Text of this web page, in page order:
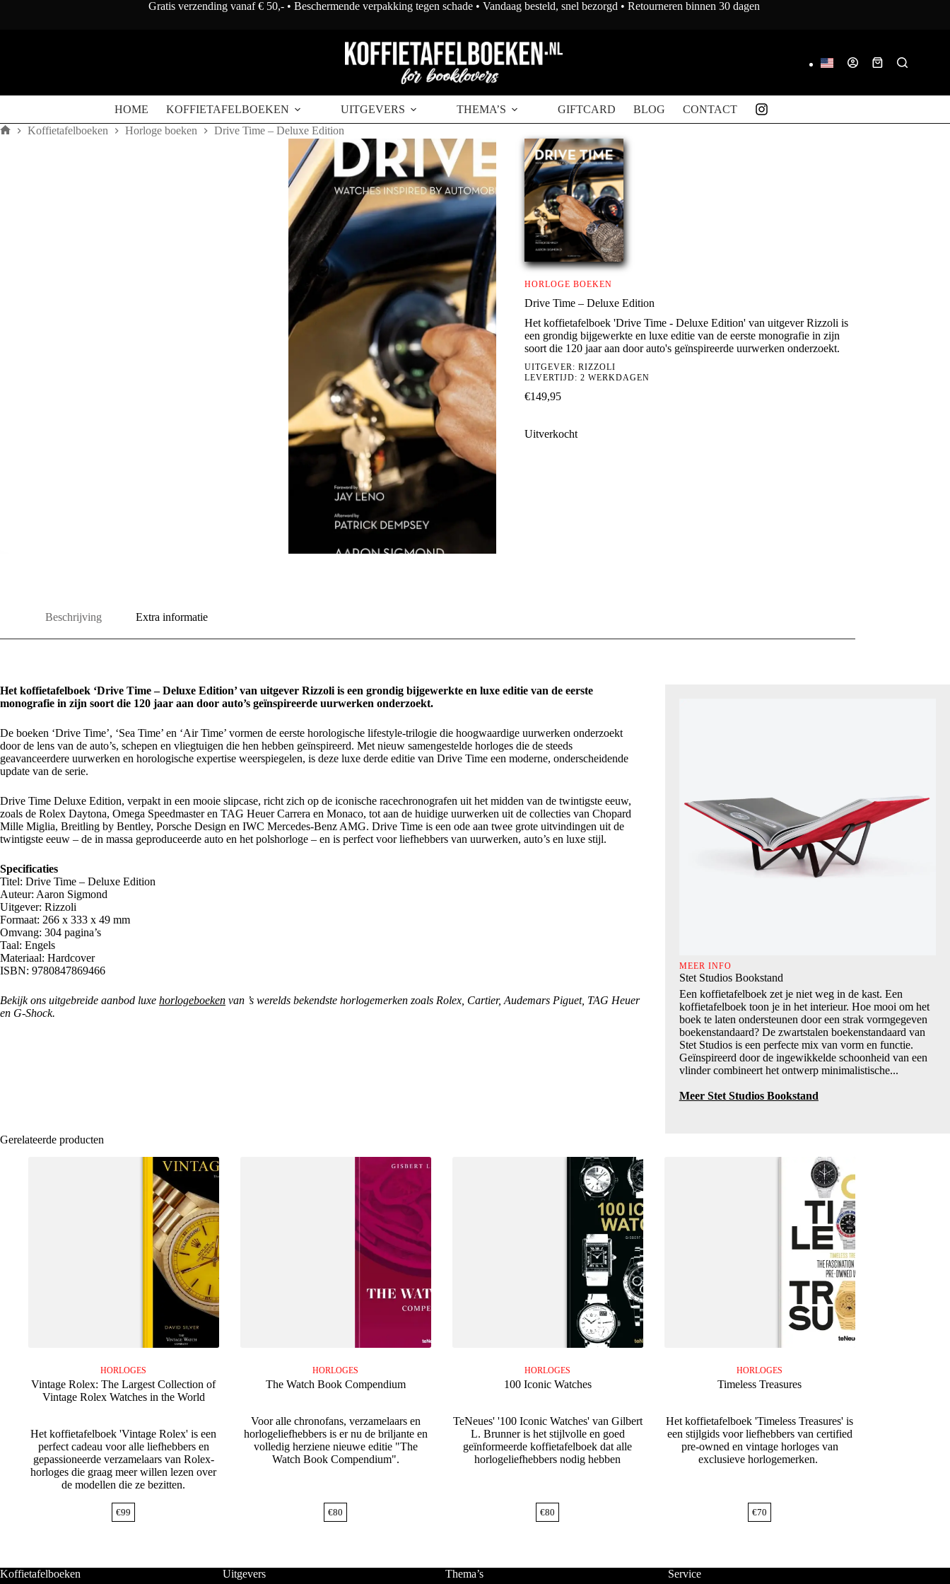
Gratis verzending vanaf € 50,- • Beschermende verpakking tegen schade • Vandaag besteld, snel bezorgd • Retourneren binnen 30 dagen
Winkelwagen
HOME KOFFIETAFELBOEKEN UITGEVERS THEMA’S GIFTCARD BLOG CONTACT
Koffietafelboeken Horloge boeken Drive Time – Deluxe Edition
HORLOGE BOEKEN
Drive Time – Deluxe Edition
Het koffietafelboek 'Drive Time - Deluxe Edition' van uitgever Rizzoli is
een grondig bijgewerkte en luxe editie van de eerste monografie in zijn
soort die 120 jaar aan door auto's geïnspireerde uurwerken onderzoekt.
UITGEVER: RIZZOLI
LEVERTIJD: 2 WERKDAGEN
€149,95
Uitverkocht
Beschrijving Extra informatie
Het koffietafelboek ‘Drive Time – Deluxe Edition’ van uitgever Rizzoli is een grondig bijgewerkte en luxe editie van de eerste
monografie in zijn soort die 120 jaar aan door auto’s geïnspireerde uurwerken onderzoekt.
De boeken ‘Drive Time’, ‘Sea Time’ en ‘Air Time’ vormen de eerste horologische lifestyle-trilogie die hoogwaardige uurwerken onderzoekt
door de lens van de auto’s, schepen en vliegtuigen die hen hebben geïnspireerd. Met nieuw samengestelde horloges die de steeds
geavanceerdere uurwerken en horologische expertise weerspiegelen, is deze luxe derde editie van Drive Time een moderne, onderscheidende
update van de serie.
Drive Time Deluxe Edition, verpakt in een mooie slipcase, richt zich op de iconische racechronografen uit het midden van de twintigste eeuw,
zoals de Rolex Daytona, Omega Speedmaster en TAG Heuer Carrera en Monaco, tot aan de huidige uurwerken uit de collecties van Chopard
Mille Miglia, Breitling by Bentley, Porsche Design en IWC Mercedes-Benz AMG. Drive Time is een ode aan twee grote uitvindingen uit de
twintigste eeuw – de in massa geproduceerde auto en het polshorloge – en is perfect voor liefhebbers van uurwerken, auto’s en luxe stijl.
Specificaties
Titel: Drive Time – Deluxe Edition
Auteur: Aaron Sigmond
Uitgever: Rizzoli
Formaat: 266 x 333 x 49 mm
Omvang: 304 pagina’s
Taal: Engels
Materiaal: Hardcover
ISBN: 9780847869466
Bekijk ons uitgebreide aanbod luxe horlogeboeken van ’s werelds bekendste horlogemerken zoals Rolex, Cartier, Audemars Piguet, TAG Heuer
en G-Shock.
MEER INFO
Stet Studios Bookstand
Een koffietafelboek zet je niet weg in de kast. Een
koffietafelboek toon je in het interieur. Hoe mooi om het
boek te laten ondersteunen door een strak vormgegeven
boekenstandaard? De zwartstalen boekenstandaard van
Stet Studios is een perfecte mix van vorm en functie.
Geïnspireerd door de ingewikkelde schoonheid van een
vlinder combineert het ontwerp minimalistische...
Meer Stet Studios Bookstand
Gerelateerde producten
HORLOGES
Vintage Rolex: The Largest Collection of
Vintage Rolex Watches in the World
Het koffietafelboek 'Vintage Rolex' is een
perfect cadeau voor alle liefhebbers en
gepassioneerde verzamelaars van Rolex-
horloges die graag meer willen lezen over
de modellen die ze bezitten.
€99
HORLOGES
The Watch Book Compendium
Voor alle chronofans, verzamelaars en
horlogeliefhebbers is er nu de briljante en
volledig herziene nieuwe editie "The
Watch Book Compendium".
€80
HORLOGES
100 Iconic Watches
TeNeues' '100 Iconic Watches' van Gilbert
L. Brunner is het stijlvolle en goed
geïnformeerde koffietafelboek dat alle
horlogeliefhebbers nodig hebben
€80
HORLOGES
Timeless Treasures
Het koffietafelboek 'Timeless Treasures' is
een stijlgids voor liefhebbers van certified
pre-owned en vintage horloges van
exclusieve horlogemerken.
€70
Koffietafelboeken Uitgevers Thema’s Service